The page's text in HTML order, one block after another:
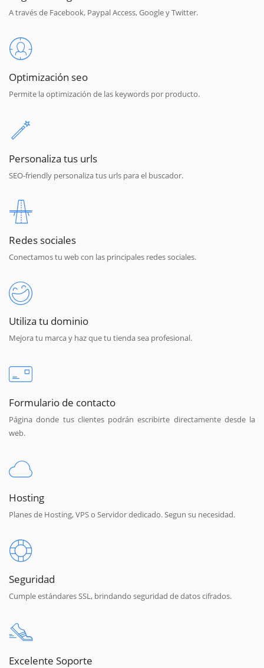
A través de Facebook, Paypal Access, Google y Twitter.
Optimización seo
Permite la optimización de las keywords por producto.
Personaliza tus urls
SEO-friendly personaliza tus urls para el buscador.
Redes sociales
Conectamos tu web con las principales redes sociales.
Utiliza tu dominio
Mejora tu marca y haz que tu tienda sea profesional.
Formulario de contacto
Página donde tus clientes podrán escribirte directamente desde la
web.
Hosting
Planes de Hosting, VPS o Servidor dedicado. Segun su necesidad.
Seguridad
Cumple estándares SSL, brindando seguridad de datos cifrados.
Excelente Soporte